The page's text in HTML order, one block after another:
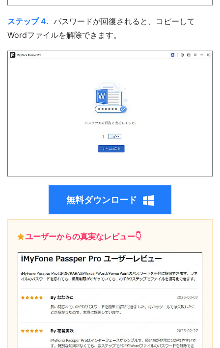
ステップ 4. パスワードが回復されると、コピーして
Wordファイルを解除できます。
無料ダウンロード
ユーザーからの真実なレビュー👇